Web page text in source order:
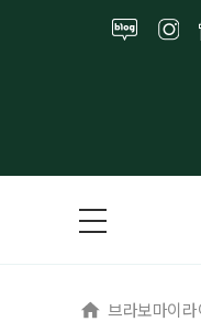
브라보마이라